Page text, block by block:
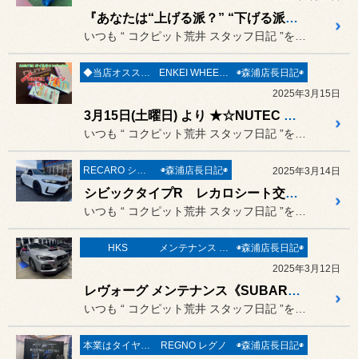
『あなたは“上げる派？” “下げる派？” 』ヤリス 足回り交換《YARIS MXPA10 × CUSCO ラリー用サスペンションキット》
◆当店オススメオイル◆ ENKEI WHEELS
◉森浦店長日記◉
2025年3月15日
3月15日(土曜日) より ★☆NUTEC エンジンオイルキャンペーン☆★開催のお知らせ
RECARO シート ◉森浦店長日記◉ 2025年3月14日
シビックタイプR レカロシート交換《HONDA CIVIC TYPE R FL5 × RECARO Sportster CL210H》
HKS メンテナンス & 修理
◉森浦店長日記◉
2025年3月12日
レヴォーグ メンテナンス《SUBARU LEVORG VM4 × HKS SUPER FIRE RACING プラグ & O2センサー・A/Fセンサー交換 & CVTフルード交換 & オートプロデュースBOSS LAP ECU logic ECUチューニング》
本業はタイヤ屋さん('ω')/ REGNO レグノ
◉森浦店長日記◉